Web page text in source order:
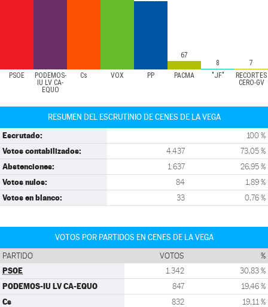
PSOE
PODEMOS-
IU LV CA-
EQUO
Cs VOX PP PACMA "JF"
RECORTES
CERO-GV
67
8
7
RESUMEN DEL ESCRUTINIO DE CENES DE LA VEGA
Escrutado: 100 %
Votos contabilizados: 4.437 73,05 %
Abstenciones: 1.637 26,95 %
Votos nulos: 84 1,89 %
Votos en blanco: 33 0,76 %
VOTOS POR PARTIDOS EN CENES DE LA VEGA
PARTIDO VOTOS %
PSOE 1.342 30,83 %
PODEMOS-IU LV CA-EQUO 847 19,46 %
Cs 832 19,11 %